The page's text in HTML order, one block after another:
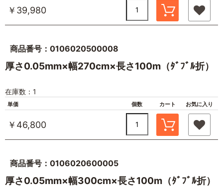
￥39,980
商品番号：0106020500008
厚さ0.05mm×幅270cm×長さ100m（ﾀﾞﾌﾞﾙ折）
在庫数：1
単価 個数 カート お気に入り
￥46,800
商品番号：0106020600005
厚さ0.05mm×幅300cm×長さ100m（ﾀﾞﾌﾞﾙ折）